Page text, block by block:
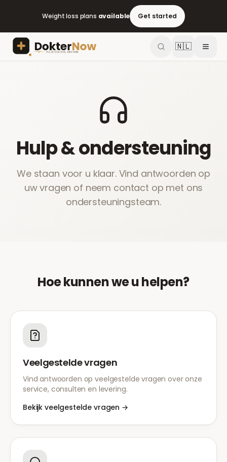
Weight loss plans available Get started
🇳🇱
Hulp & ondersteuning
We staan voor u klaar. Vind antwoorden op
uw vragen of neem contact op met ons
ondersteuningsteam.
Hoe kunnen we u helpen?
Veelgestelde vragen
Vind antwoorden op veelgestelde vragen over onze
service, consulten en levering.
Bekijk veelgestelde vragen →